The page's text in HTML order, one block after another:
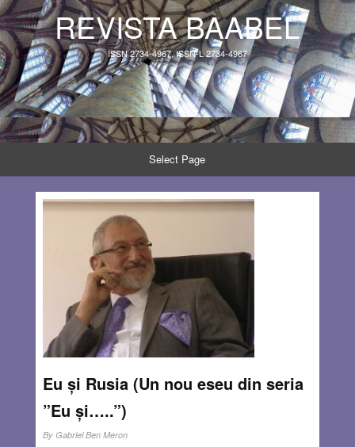
REVISTA BAABEL
ISSN 2734-4967, ISSN-L 2734-4967
Select Page
Eu și Rusia (Un nou eseu din seria
”Eu și…..”)
By Gabriel Ben Meron